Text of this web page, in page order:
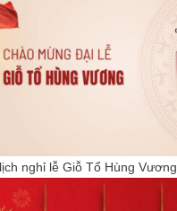
nghỉ lễ Giỗ Tổ Hùng Vương